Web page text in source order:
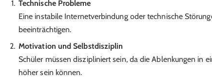
Technische Probleme
Eine instabile Internetverbindung oder technische
beeinträchtigen.
Motivation und Selbstdisziplin
Schüler müssen diszipliniert sein, da die Ablenkungen in
höher sein können.